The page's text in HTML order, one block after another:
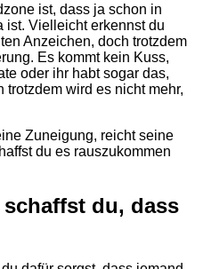
ist, dass ja schon in
ist. Vielleicht erkennst du
Anzeichen, doch trotzdem
Es kommt kein Kuss,
oder ihr habt sogar das,
trotzdem wird es nicht mehr,
Zuneigung, reicht seine
du es rauszukommen
du, dass